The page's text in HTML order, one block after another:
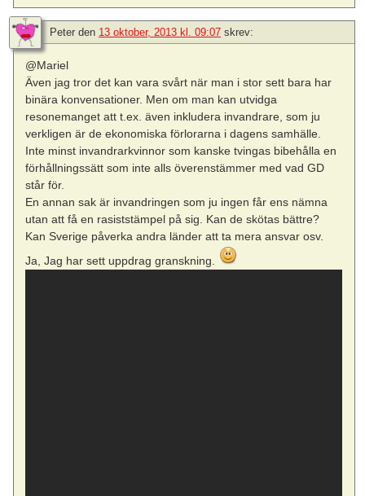
Peter den 13 oktober, 2013 kl. 09:07 skrev:
@Mariel
Även jag tror det kan vara svårt när man i stor sett bara har
binära konvensationer. Men om man kan utvidga
resonemanget att t.ex. även inkludera invandrare, som ju
verkligen är de ekonomiska förlorarna i dagens samhälle.
Inte minst invandrarkvinnor som kanske tvingas bibehålla en
förhållningssätt som inte alls överenstämmer med vad GD
står för.
En annan sak är invandringen som ju ingen får ens nämna
utan att få en rasiststämpel på sig. Kan de skötas bättre?
Kan Sverige påverka andra länder att ta mera ansvar osv.
Ja, Jag har sett uppdrag granskning.